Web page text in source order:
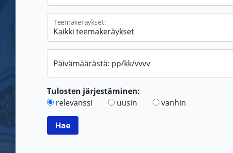
Teemakeräykset:
Päivämäärästä: pp/kk/vvvv
Tulosten järjestäminen:
relevanssi
uusin vanhin